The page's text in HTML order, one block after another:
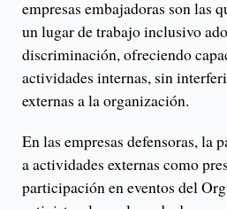
empresas embajadoras son las
un lugar de trabajo inclusivo
discriminación, ofreciendo
actividades internas, sin
externas a la organización.
En las empresas defensoras, la
a actividades externas como
participación en eventos del